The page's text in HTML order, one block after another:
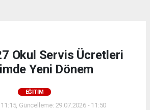
Okul Servis Ücretleri
Yeni Dönem
EĞİTİM
Güncelleme: 29.07.2026 - 11:50